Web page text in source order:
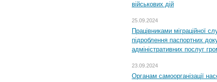
військових дій
25.09.2024
Працівниками міграційної
підроблення паспортних
адміністративних послуг
23.09.2024
Органам самоорганізації